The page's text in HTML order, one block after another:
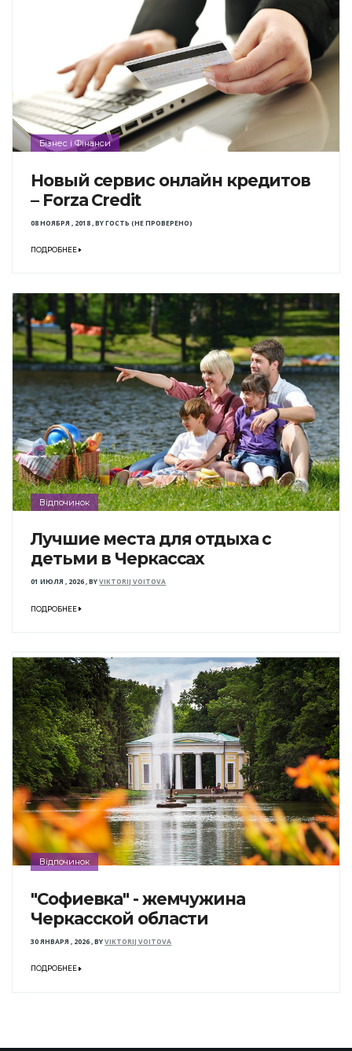
Бізнес і Фінанси
Новый сервис онлайн кредитов
– Forza Credit
08 НОЯБРЯ , 2018,BYГОСТЬ (НЕ ПРОВЕРЕНО)
ПОДРОБНЕЕ
Відпочинок
Лучшие места для отдыха с
детьми в Черкассах
01 ИЮЛЯ , 2026,BYVIKTORIJ VOITOVA
ПОДРОБНЕЕ
Відпочинок
"Софиевка" - жемчужина
Черкасской области
30 ЯНВАРЯ , 2026,BYVIKTORIJ VOITOVA
ПОДРОБНЕЕ